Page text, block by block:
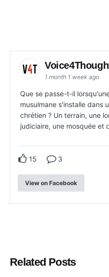
1 month 1 week ago
Que se passe-t-il
musulmane s'installe dans
chrétien ? Un terrain, une
judiciaire, une mosquée et
15 3
View on Facebook
Related Posts